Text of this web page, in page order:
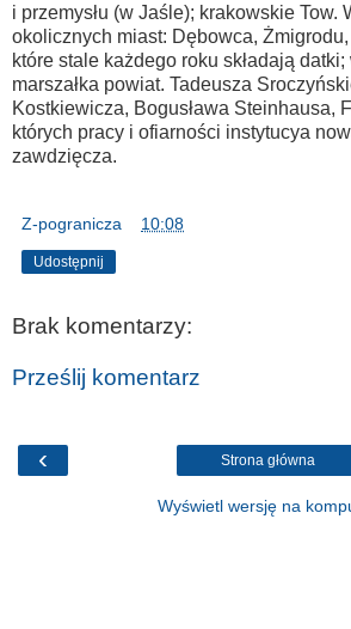
i przemysłu (w Jaśle); krakowskie Tow.
okolicznych miast: Dębowca, Żmigrodu,
które stale każdego roku składają
marszałka powiat. Tadeusza
Kostkiewicza, Bogusława Steinhausa,
których pracy i ofiarności instytucya
zawdzięcza.
Z-pogranicza 10:08
Udostępnij
Brak komentarzy:
Prześlij komentarz
‹ Strona główna
Wyświetl wersję na